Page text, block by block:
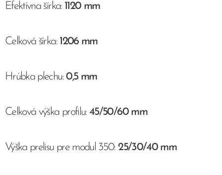
Efektívna šírka: 1120 mm
Celková šírka: 1206 mm
Hrúbka plechu:0,5 mm
Celková výška profilu:45/50/60 mm
Výška prelisu pre modul 350: 25/30/40 mm